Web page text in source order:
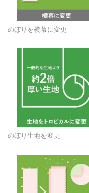
のぼりを横幕に変更
のぼり生地を変更